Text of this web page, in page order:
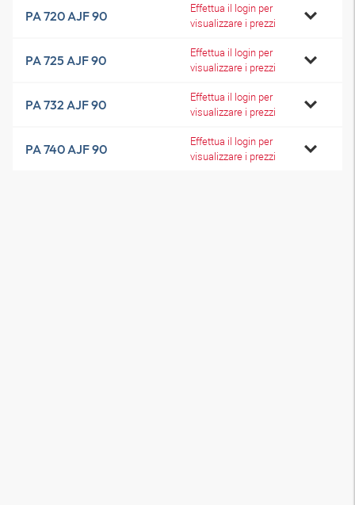
PA 720 AJF 90
Effettua il login per
visualizzare i prezzi
PA 725 AJF 90
Effettua il login per
visualizzare i prezzi
PA 732 AJF 90
Effettua il login per
visualizzare i prezzi
PA 740 AJF 90
Effettua il login per
visualizzare i prezzi